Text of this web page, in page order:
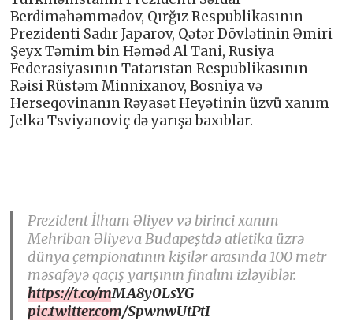
Berdiməhəmmədov, Qırğız Respublikasının
Prezidenti Sadır Japarov, Qətər Dövlətinin Əmiri
Şeyx Təmim bin Həməd Al Tani, Rusiya
Federasiyasının Tatarıstan Respublikasının
Rəisi Rüstəm Minnixanov, Bosniya və
Herseqovinanın Rəyasət Heyətinin üzvü xanım
Jelka Tsviyanoviç də yarışa baxıblar.
Prezident İlham Əliyev və birinci xanım
Mehriban Əliyeva Budapeştdə atletika üzrə
dünya çempionatının kişilər arasında 100 metr
məsafəyə qaçış yarışının finalını izləyiblər.
https://t.co/mMA8y0LsYG
pic.twitter.com/SpwnwUtPtI